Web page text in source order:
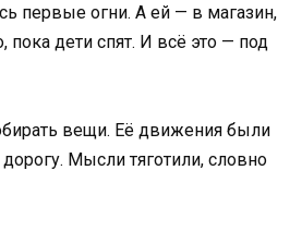
первые огни. А ей — в магазин,
пока дети спят. И всё это — под
вещи. Её движения были
Мысли тяготили, словно